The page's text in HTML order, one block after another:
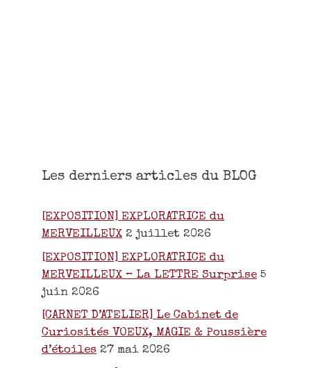
Les derniers articles du BLOG
[EXPOSITION] EXPLORATRICE du
MERVEILLEUX 2 juillet 2026
[EXPOSITION] EXPLORATRICE du
MERVEILLEUX – La LETTRE Surprise 5
juin 2026
[CARNET D’ATELIER] Le Cabinet de
Curiosités VOEUX, MAGIE & Poussière
d’étoiles 27 mai 2026